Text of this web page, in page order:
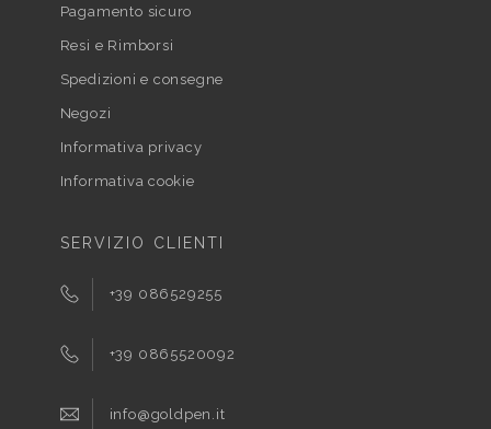
Pagamento sicuro
Resi e Rimborsi
Spedizioni e consegne
Negozi
Informativa privacy
Informativa cookie
SERVIZIO CLIENTI
+39 086529255
+39 0865520092
info@goldpen.it